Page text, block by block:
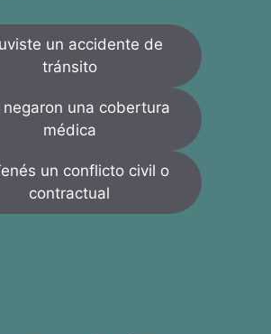
un accidente de
tránsito
negaron una cobertura
médica
un conflicto civil o
contractual